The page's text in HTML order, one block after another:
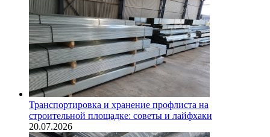
Транспортировка и хранение профлиста на
строительной площадке: советы и лайфхаки
20.07.2026